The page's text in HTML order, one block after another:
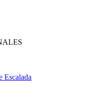
Escalada